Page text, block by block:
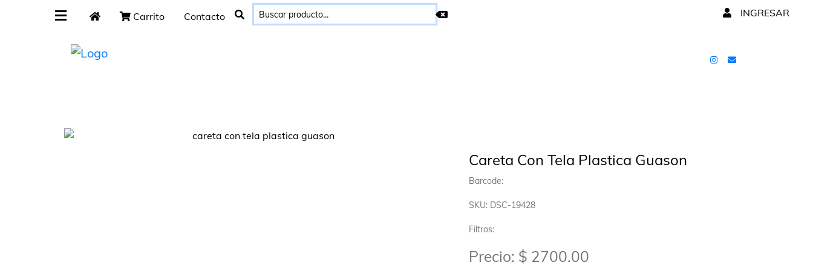
Carrito Contacto INGRESAR
Careta Con Tela Plastica Guason
Barcode:
SKU: DSC-19428
Filtros:
Precio: $ 2700.00